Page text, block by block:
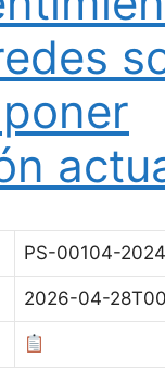
PS-00104-2024
2026-04-